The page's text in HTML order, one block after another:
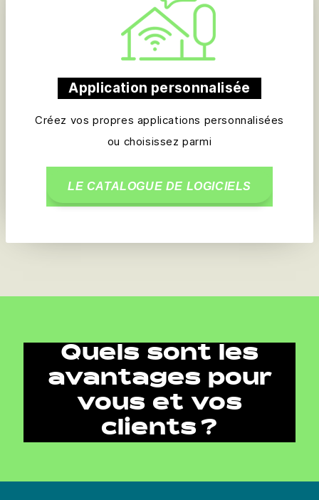
Application personnalisée
Créez vos propres applications personnalisées
ou choisissez parmi
LE CATALOGUE DE LOGICIELS
Quels sont les
avantages pour
vous et vos
clients ?